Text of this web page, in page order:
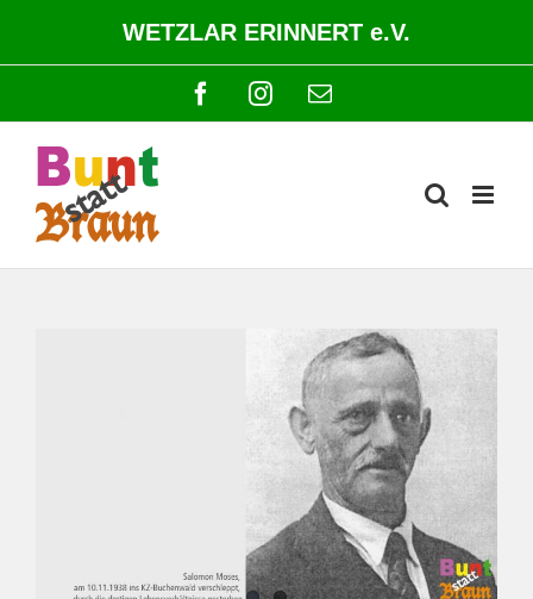
springen
WETZLAR ERINNERT e.V.
FacebookInstagram
E-
Mail